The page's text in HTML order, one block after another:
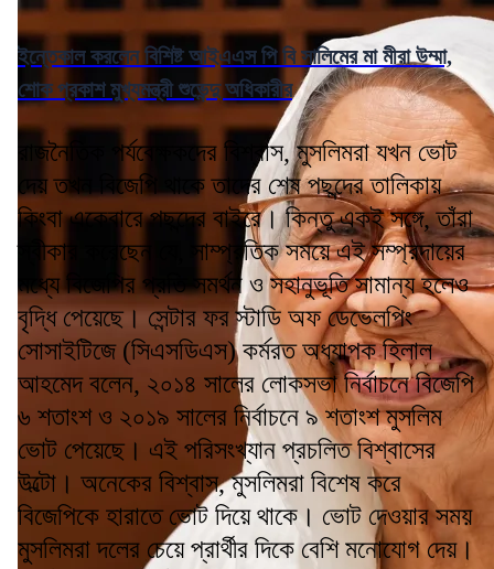
ইন্তেকাল করলেন বিশিষ্ট আইএএস পি বি সালিমের মা মীরা উম্মা,
শোক প্রকাশ মুখ্যমন্ত্রী শুভেন্দু অধিকারীর
রাজনৈতিক পর্যবেক্ষকদের বিশ্বাস, মুসলিমরা যখন ভোট
দেয় তখন বিজেপি থাকে তাদের শেষ পছন্দের তালিকায়
কিংবা একেবারে পছন্দের বাইরে। কিন্তু একই সঙ্গে, তাঁরা
স্বীকার করেছেন যে, সাম্প্রতিক সময়ে এই সম্প্রদায়ের
মধ্যে বিজেপির প্রতি সমর্থন ও সহানুভূতি সামান্য হলেও
বৃদ্ধি পেয়েছে। সেন্টার ফর স্টাডি অফ ডেভেলপিং
সোসাইটিজে (সিএসডিএস) কর্মরত অধ্যাপক হিলাল
আহমেদ বলেন, ২০১৪ সালের লোকসভা নির্বাচনে বিজেপি
৬ শতাংশ ও ২০১৯ সালের নির্বাচনে ৯ শতাংশ মুসলিম
ভোট পেয়েছে। এই পরিসংখ্যান প্রচলিত বিশ্বাসের
উল্টো। অনেকের বিশ্বাস, মুসলিমরা বিশেষ করে
বিজেপিকে হারাতে ভোট দিয়ে থাকে। ভোট দেওয়ার সময়
মুসলিমরা দলের চেয়ে প্রার্থীর দিকে বেশি মনোযোগ দেয়।